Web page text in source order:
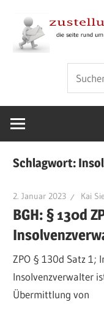
Inhalt
springen
gemäß
6
Schlagwort:
2. Januar 2023 Kai
BGH: § 130d
ZPO § 130d Satz 1;
Insolvenzverwalter
Übermittlung von